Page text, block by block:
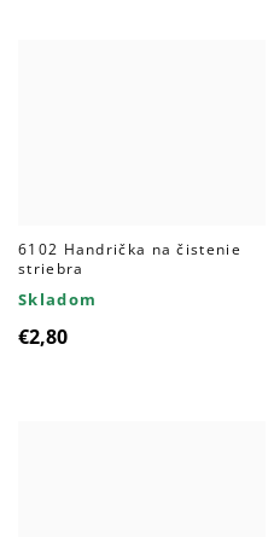
6102 Handrička na čistenie
striebra
Skladom
€2,80